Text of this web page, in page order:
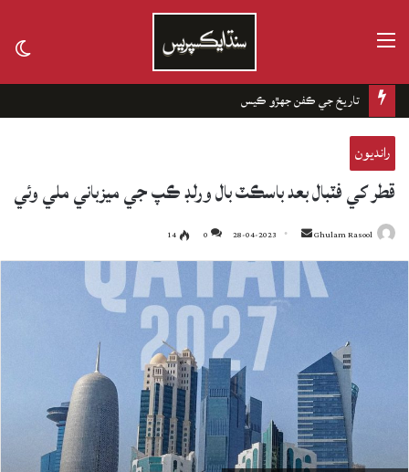
تاريخ جي ڪفن جھڙو ڪيس
رانديون
قطر کي فٽبال بعد باسڪٽ بال ورلڊ ڪپ جي ميزباني ملي وئي
Ghulam Rasool
Send
an
28-04-2023
0
14